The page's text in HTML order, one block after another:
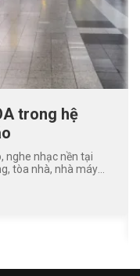
trong hệ
nghe nhạc nền tại
tòa nhà, nhà máy,
lượng hoặc ngắt